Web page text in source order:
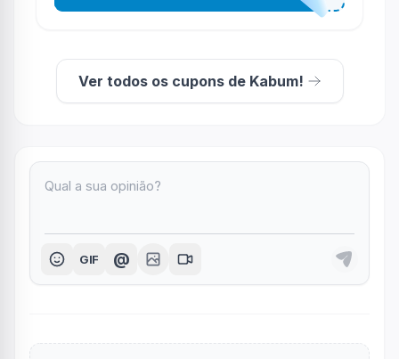
Ver todos os cupons de Kabum!
GIF @